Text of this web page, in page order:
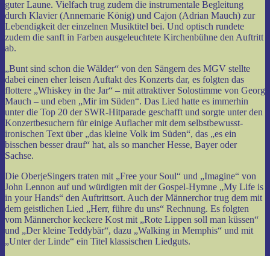
guter Laune. Vielfach trug zudem die instrumentale Begleitung
durch Klavier (Annemarie König) und Cajon (Adrian Mauch) zur
Lebendigkeit der einzelnen Musiktitel bei. Und optisch rundete
zudem die sanft in Farben ausgeleuchtete Kirchenbühne den Auftritt
ab.
„Bunt sind schon die Wälder“ von den Sängern des MGV stellte
dabei einen eher leisen Auftakt des Konzerts dar, es folgten das
flottere „Whiskey in the Jar“ – mit attraktiver Solostimme von Georg
Mauch – und eben „Mir im Süden“. Das Lied hatte es immerhin
unter die Top 20 der SWR-Hitparade geschafft und sorgte unter den
Konzertbesuchern für einige Auflacher mit dem selbstbewusst-
ironischen Text über „das kleine Volk im Süden“, das „es ein
bisschen besser drauf“ hat, als so mancher Hesse, Bayer oder
Sachse.
Die OberjeSingers traten mit „Free your Soul“ und „Imagine“ von
John Lennon auf und würdigten mit der Gospel-Hymne „My Life is
in your Hands“ den Auftrittsort. Auch der Männerchor trug dem mit
dem geistlichen Lied „Herr, führe du uns“ Rechnung. Es folgten
vom Männerchor keckere Kost mit „Rote Lippen soll man küssen“
und „Der kleine Teddybär“, dazu „Walking in Memphis“ und mit
„Unter der Linde“ ein Titel klassischen Liedguts.